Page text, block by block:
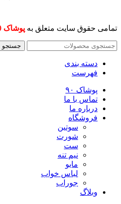
تمامی حقوق سایت متعلق به پوشاک 90
جستجو
دسته بندی
فهرست
پوشاک ۹۰
تماس با ما
درباره ما
فروشگاه
سوتین
شورت
ست
نیم تنه
مایو
لباس خواب
جوراب
وبلاگ